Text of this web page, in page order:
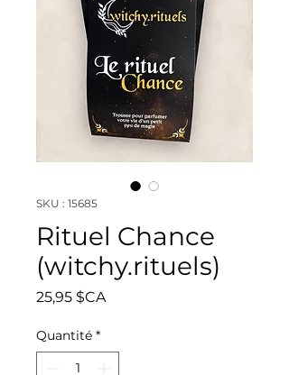
SKU : 15685
Rituel Chance
(witchy.rituels)
25,95 $CAPrix
Quantité *